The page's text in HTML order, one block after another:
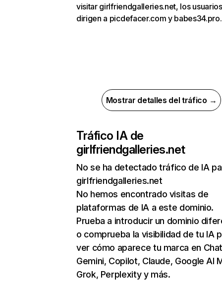
visitar girlfriendgalleries.net, los
dirigen a picdefacer.com y babes34.pro.
Mostrar detalles del tráfico →
Tráfico IA de
girlfriendgalleries.net
No se ha detectado tráfico de IA
girlfriendgalleries.net
No hemos encontrado visitas de
plataformas de IA a este dominio.
Prueba a introducir un dominio
o comprueba la visibilidad de tu IA
ver cómo aparece tu marca en
Gemini, Copilot, Claude, Google AI
Grok, Perplexity y más.